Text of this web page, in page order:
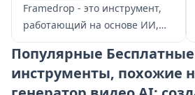
AI Video Enhancing
AI Short Clips Generator
Framedrop - это инструмент,
работающий на основе ИИ,
который помогает
пользователям
преобразовывать видео в
короткие видео, такие как
Популярные
инструменты, похожие